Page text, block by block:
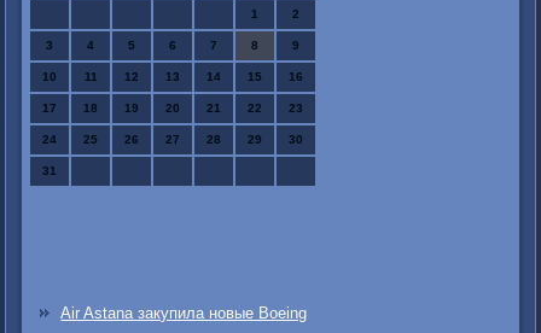
1 2
3 4 5 6 7 8 9
10 11 12 13 14 15 16
17 18 19 20 21 22 23
24 25 26 27 28 29 30
31
Air Astana закупила новые Boeing